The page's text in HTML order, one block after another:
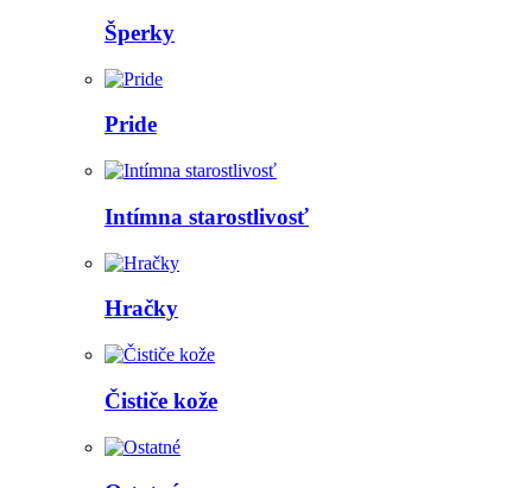
Šperky
Pride
Intímna starostlivosť
Hračky
Čističe kože